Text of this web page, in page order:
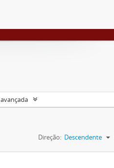
Direção: Descendente